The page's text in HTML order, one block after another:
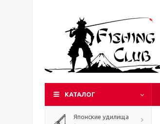
КАТАЛОГ
Японские удилища